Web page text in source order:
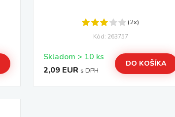
(2x)
Kód: 263757
Skladom > 10 ks
2,09 EUR s DPH
DO KOŠÍKA